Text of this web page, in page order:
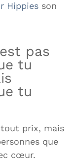
Hippies son
pas
tu
tu
tout prix, mais
que
cœur.